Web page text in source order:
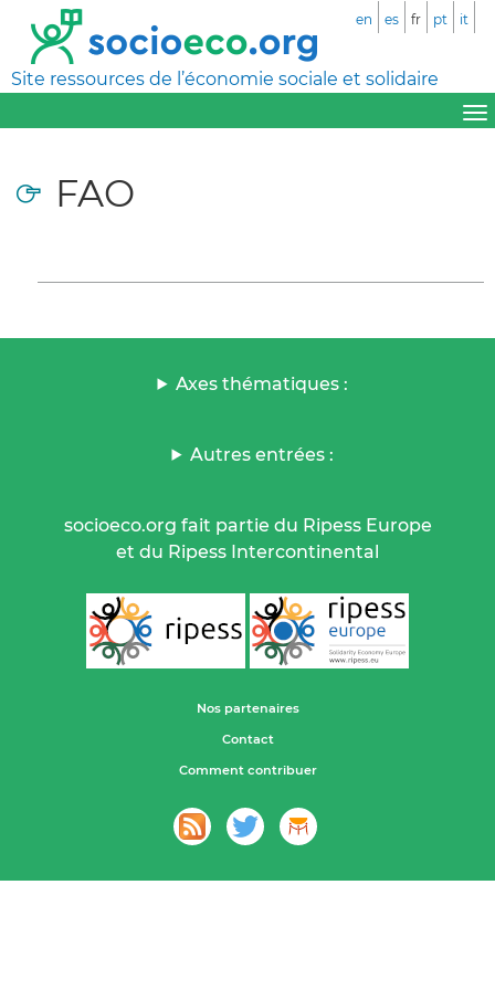
Site ressources de l’économie sociale et solidaire
en es fr pt it
FAO
Axes thématiques :
Autres entrées :
socioeco.org fait partie du Ripess Europe
et du Ripess Intercontinental
Nos partenaires
Contact
Comment contribuer